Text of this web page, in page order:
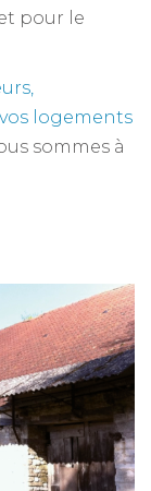
pour le
logements
sommes à